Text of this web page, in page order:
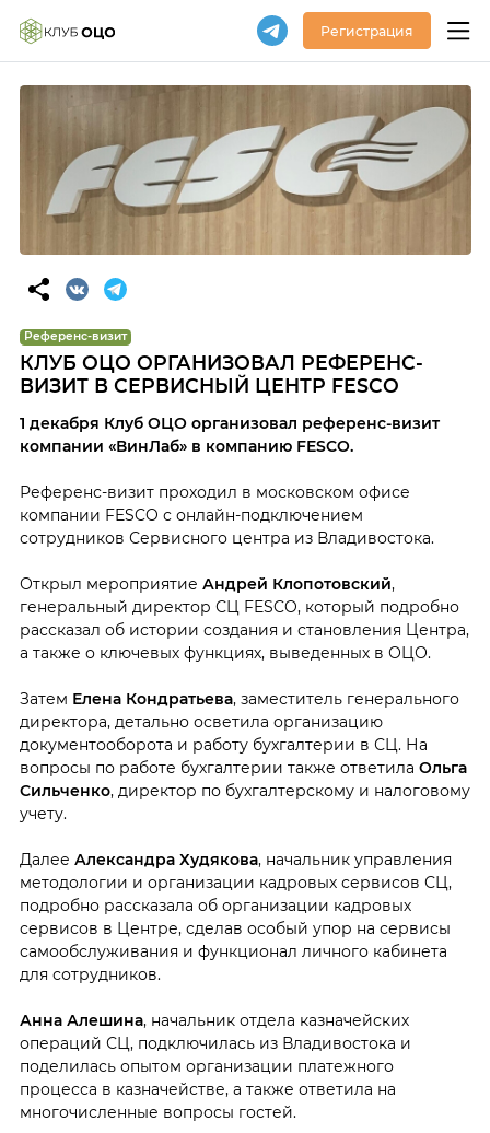
Регистрация
Референс-визит
КЛУБ ОЦО ОРГАНИЗОВАЛ РЕФЕРЕНС-
ВИЗИТ В СЕРВИСНЫЙ ЦЕНТР FESCO
1 декабря Клуб ОЦО организовал референс-визит
компании «ВинЛаб» в компанию FESCO.
Референс-визит проходил в московском офисе
компании FESCO с онлайн-подключением
сотрудников Сервисного центра из Владивостока.
Открыл мероприятие Андрей Клопотовский,
генеральный директор СЦ FESCO, который подробно
рассказал об истории создания и становления Центра,
а также о ключевых функциях, выведенных в ОЦО.
Затем Елена Кондратьева, заместитель генерального
директора, детально осветила организацию
документооборота и работу бухгалтерии в СЦ. На
вопросы по работе бухгалтерии также ответила Ольга
Сильченко, директор по бухгалтерскому и налоговому
учету.
Далее Александра Худякова, начальник управления
методологии и организации кадровых сервисов СЦ,
подробно рассказала об организации кадровых
сервисов в Центре, сделав особый упор на сервисы
самообслуживания и функционал личного кабинета
для сотрудников.
Анна Алешина, начальник отдела казначейских
операций СЦ, подключилась из Владивостока и
поделилась опытом организации платежного
процесса в казначействе, а также ответила на
многочисленные вопросы гостей.